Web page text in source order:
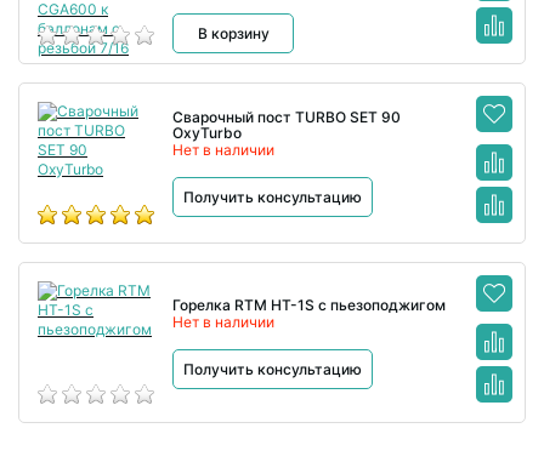
В корзину
Сварочный пост TURBO SET 90
OxyTurbo
Нет в наличии
Получить консультацию
Горелка RTM HT-1S с пьезоподжигом
Нет в наличии
Получить консультацию